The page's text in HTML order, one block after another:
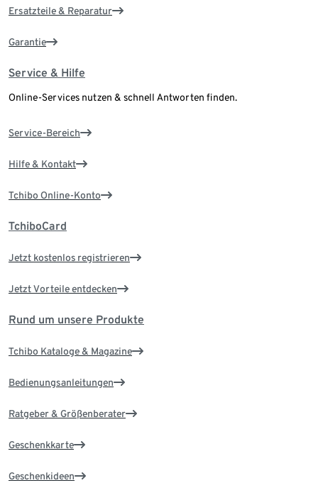
Ersatzteile & Reparatur
Garantie
Service & Hilfe
Online-Services nutzen & schnell Antworten finden.
Service-Bereich
Hilfe & Kontakt
Tchibo Online-Konto
TchiboCard
Jetzt kostenlos registrieren
Jetzt Vorteile entdecken
Rund um unsere Produkte
Tchibo Kataloge & Magazine
Bedienungsanleitungen
Ratgeber & Größenberater
Geschenkkarte
Geschenkideen